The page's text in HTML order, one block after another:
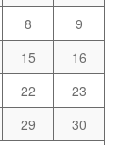
8
9
15
16
22
23
29
30